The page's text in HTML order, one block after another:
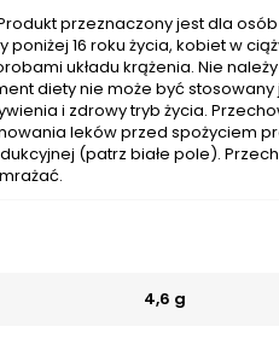
przeznaczony jest dla
16 roku życia, kobiet w
układu krążenia. Nie należy
diety nie może być stosowany
i zdrowy tryb życia.
leków przed spożyciem
(patrz białe pole).
4,6 g